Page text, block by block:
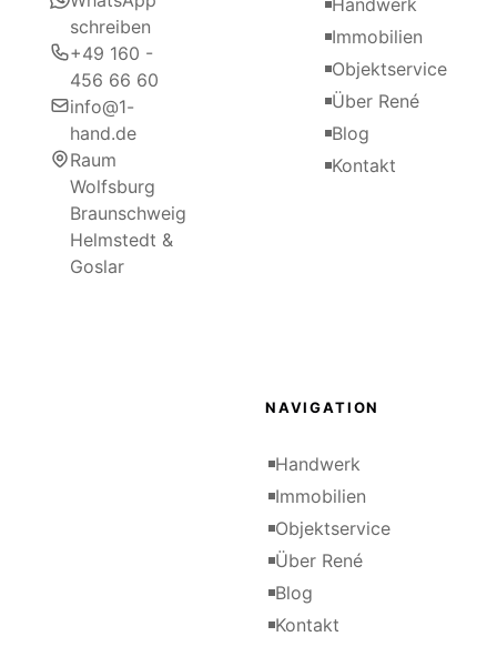
schreiben
+49 160 -
456 66 60
info@1-
hand.de
Raum
Wolfsburg
Braunschweig
Helmstedt &
Goslar
Handwerk
Immobilien
Objektservice
Über René
Blog
Kontakt
NAVIGATION
Handwerk
Immobilien
Objektservice
Über René
Blog
Kontakt